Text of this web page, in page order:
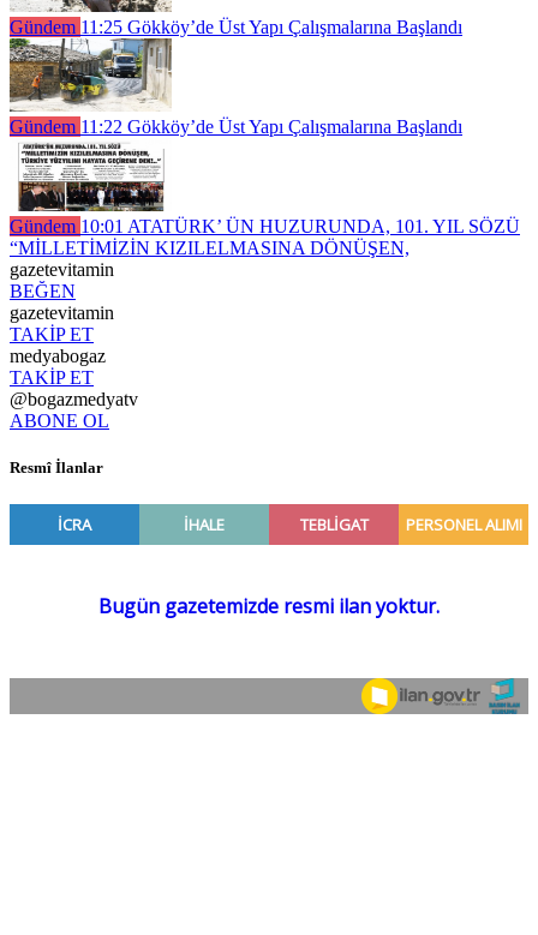
Gündem 11:25 Gökköy’de Üst Yapı Çalışmalarına Başlandı
Gündem 11:22 Gökköy’de Üst Yapı Çalışmalarına Başlandı
Gündem 10:01 ATATÜRK’ ÜN HUZURUNDA, 101. YIL SÖZÜ
“MİLLETİMİZİN KIZILELMASINA DÖNÜŞEN,
gazetevitamin
BEĞEN
gazetevitamin
TAKİP ET
medyabogaz
TAKİP ET
@bogazmedyatv
ABONE OL
Resmî İlanlar